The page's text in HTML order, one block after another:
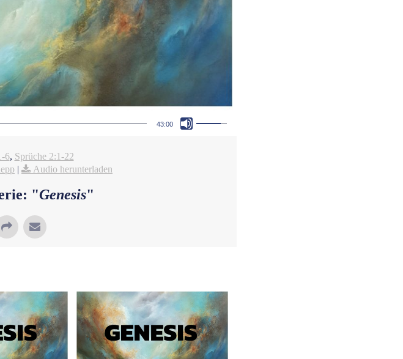
43:00
6, Sprüche 2:1-22
| Audio herunterladen
"Genesis"